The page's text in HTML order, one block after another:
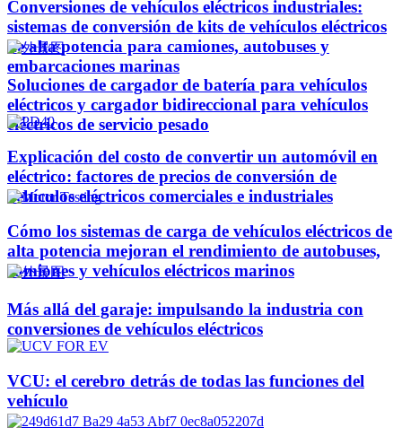
Conversiones de vehículos eléctricos industriales:
sistemas de conversión de kits de vehículos eléctricos
de alta potencia para camiones, autobuses y
embarcaciones marinas
Soluciones de cargador de batería para vehículos
eléctricos y cargador bidireccional para vehículos
eléctricos de servicio pesado
Explicación del costo de convertir un automóvil en
eléctrico: factores de precios de conversión de
vehículos eléctricos comerciales e industriales
Cómo los sistemas de carga de vehículos eléctricos de
alta potencia mejoran el rendimiento de autobuses,
camiones y vehículos eléctricos marinos
Más allá del garaje: impulsando la industria con
conversiones de vehículos eléctricos
VCU: el cerebro detrás de todas las funciones del
vehículo